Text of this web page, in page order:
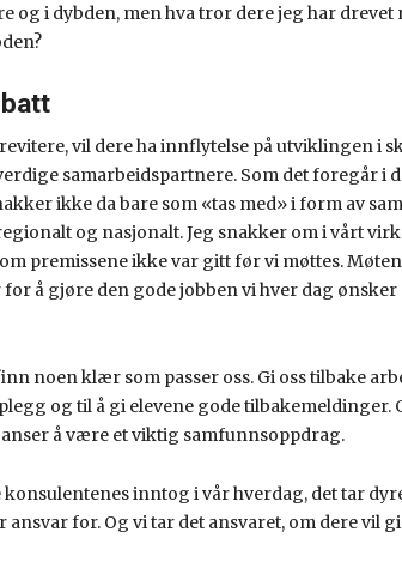
og i dybden, men hva tror dere jeg har drevet
vil dere ha innflytelse på utviklingen i
samarbeidspartnere. Som det foregår i
ikke da bare som «tas med» i form av
og nasjonalt. Jeg snakker om i vårt
premissene ikke var gitt før vi møttes.
å gjøre den gode jobben vi hver dag
noen klær som passer oss. Gi oss tilbake
og til å gi elevene gode tilbakemeldinger.
anser å være et viktig samfunnsoppdrag.
konsulentenes inntog i vår hverdag, det tar
ansvar for. Og vi tar det ansvaret, om dere vil